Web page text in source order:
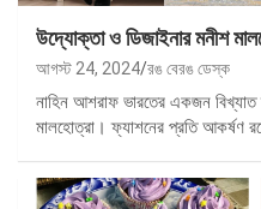
উদ্যোক্তা ও ডিজাইনার মনীশ
আগস্ট 24, 2024 রঙ বেরঙ ডেস্ক
নাহিন আশরাফ ভারতের একজন
মালহোত্রা। ফ্যাশনের প্রতি আকর্ষণ